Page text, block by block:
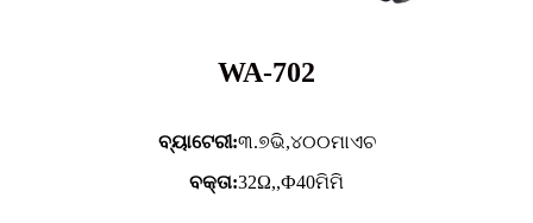
WA-702
ବ୍ୟାଟେରୀ:୩.୭ଭି,୪୦୦ମାଏଚ
ବକ୍ତା:32Ω,,Ф40ମିମି